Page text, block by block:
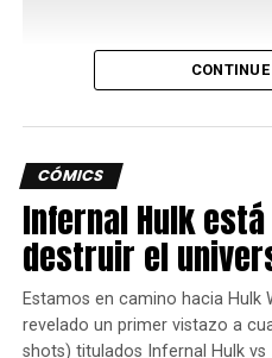
CÓMICS
Infernal Hulk
destruir el
Estamos en camino hacia Hulk
revelado un primer vistazo a
shots) titulados Infernal Hulk vs